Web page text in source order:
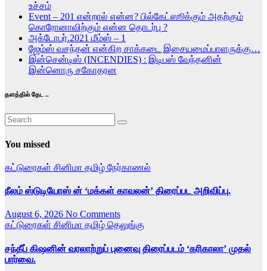
உச்சம்
Event – 201 என்றால் என்ன? பில்கேட்ஸூக்கும் அதற்கும்
கொரோனாவிற்கும் என்ன தொடர்பு ?
அக்டோபர்.2021 மீம்ஸ் – 1
ஜேம்ஸ் வசந்தன் என்கிற சாக்கடை இசையமைப்பாளருக்கு…
இன்சென்டிஸ் (INCENDIES) : இடிபஸ் வேந்தனின்
இன்னொரு சகோதரன
தளத்தில் தேட ..
You missed
கட்டுரைகள் சினிமா தமிழ் நேர்காணல்
நீலம் ஸ்டுடியோஸ் ன் ‘மக்கள் காவலன்’ திரைப்பட அறிவிப்பு.
August 6, 2026 No Comments
கட்டுரைகள் சினிமா தமிழ் தெலுங்கு
சந்தீப் கிஷனின் வரலாற்றுப் புனைவு திரைப்படம் ‘கரிகாலா’ முதல்
பார்வை.